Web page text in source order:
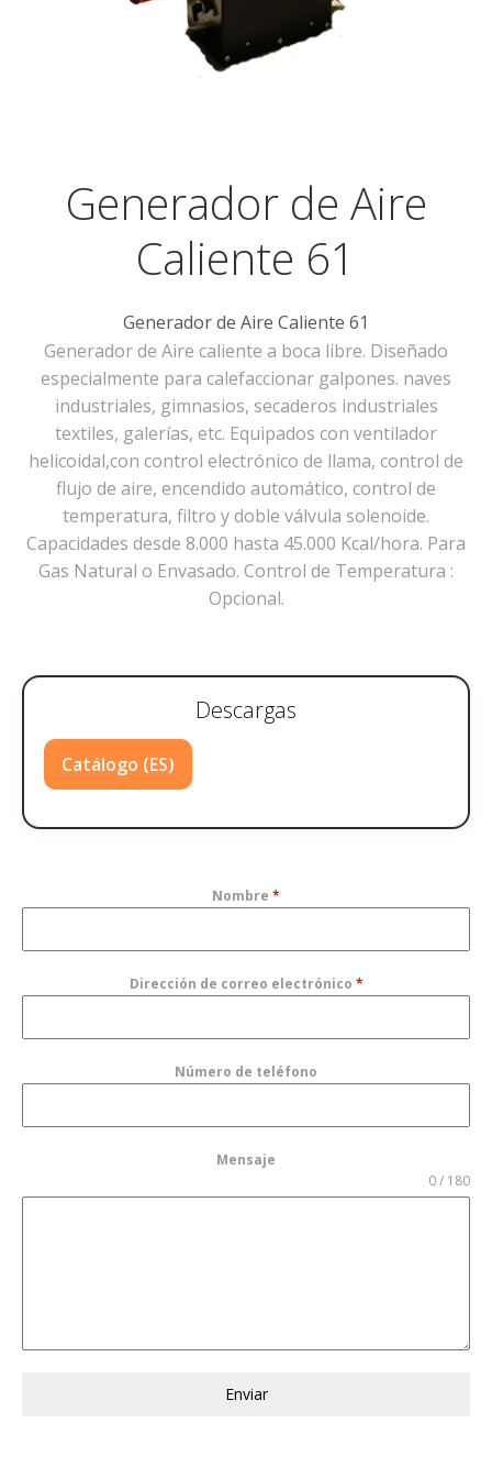
Generador de Aire
Caliente 61
Generador de Aire Caliente 61
Generador de Aire caliente a boca libre. Diseñado
especialmente para calefaccionar galpones. naves
industriales, gimnasios, secaderos industriales
textiles, galerías, etc. Equipados con ventilador
helicoidal,con control electrónico de llama, control de
flujo de aire, encendido automático, control de
temperatura, filtro y doble válvula solenoide.
Capacidades desde 8.000 hasta 45.000 Kcal/hora. Para
Gas Natural o Envasado. Control de Temperatura :
Opcional.
Descargas
Catálogo (ES)
Nombre *
Dirección de correo electrónico *
Número de teléfono
Mensaje
0 / 180
Enviar